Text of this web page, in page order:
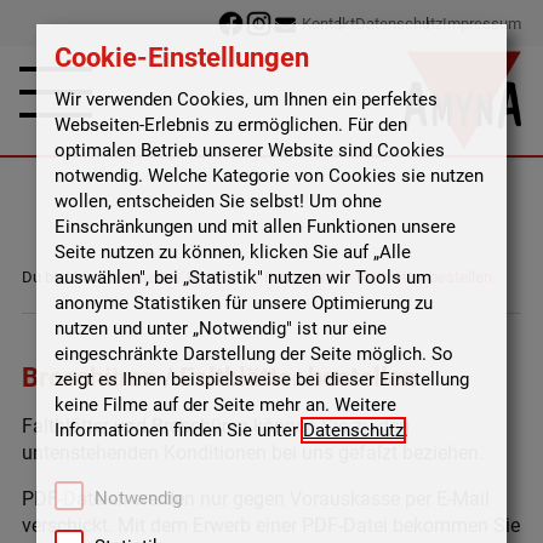
KontaktDatenschutzImpressum
Du bist hier: Startseite/Bestellen/ Broschüren / Faltblätter bestellen
Broschüren / Faltblätter bestellen
Faltblätter und Broschüren können Sie zu den
untenstehenden Konditionen bei uns gefalzt beziehen.
PDF-Dateien werden nur gegen Vorauskasse per E-Mail
verschickt. Mit dem Erwerb einer PDF-Datei bekommen Sie
Cookie-Einstellungen
Wir verwenden Cookies, um Ihnen ein perfektes
Webseiten-Erlebnis zu ermöglichen. Für den
optimalen Betrieb unserer Website sind Cookies
notwendig. Welche Kategorie von Cookies sie nutzen
wollen, entscheiden Sie selbst! Um ohne
Einschränkungen und mit allen Funktionen unsere
Seite nutzen zu können, klicken Sie auf „Alle
auswählen", bei „Statistik" nutzen wir Tools um
anonyme Statistiken für unsere Optimierung zu
nutzen und unter „Notwendig" ist nur eine
eingeschränkte Darstellung der Seite möglich. So
zeigt es Ihnen beispielsweise bei dieser Einstellung
keine Filme auf der Seite mehr an. Weitere
Informationen finden Sie unter Datenschutz.
Notwendig